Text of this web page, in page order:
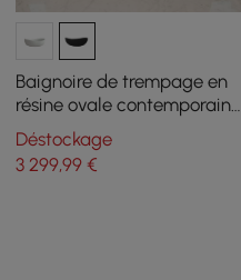
Baignoire de trempage en
résine ovale contemporaine
en pierre de 1785 mm en
noir
Déstockage
3 299,99 €